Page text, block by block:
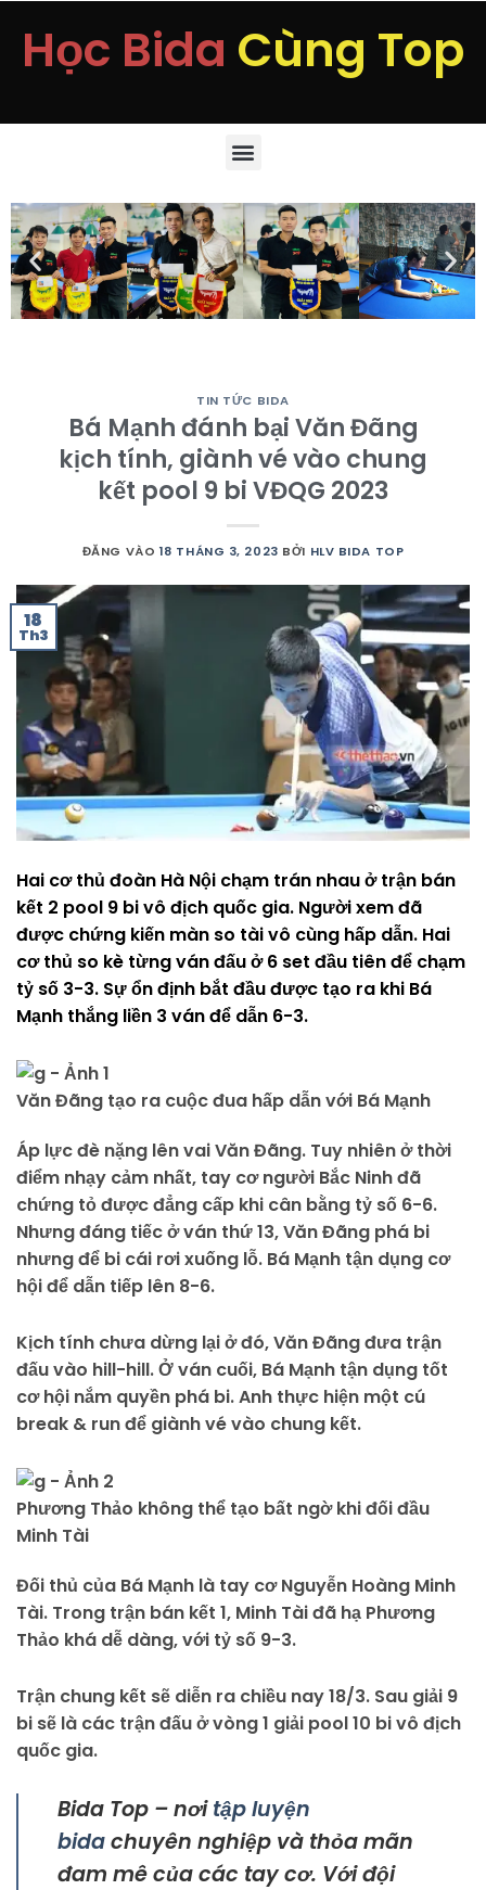
Học Bida Cùng Top
TIN TỨC BIDA
Bá Mạnh đánh bại Văn Đãng
kịch tính, giành vé vào chung
kết pool 9 bi VĐQG 2023
ĐĂNG VÀO 18 THÁNG 3, 2023 BỞI HLV BIDA TOP
18
Th3
Hai cơ thủ đoàn Hà Nội chạm trán nhau ở trận bán
kết 2 pool 9 bi vô địch quốc gia. Người xem đã
được chứng kiến màn so tài vô cùng hấp dẫn. Hai
cơ thủ so kè từng ván đấu ở 6 set đầu tiên để chạm
tỷ số 3-3. Sự ổn định bắt đầu được tạo ra khi Bá
Mạnh thắng liền 3 ván để dẫn 6-3.
Văn Đãng tạo ra cuộc đua hấp dẫn với Bá Mạnh
Áp lực đè nặng lên vai Văn Đãng. Tuy nhiên ở thời
điểm nhạy cảm nhất, tay cơ người Bắc Ninh đã
chứng tỏ được đẳng cấp khi cân bằng tỷ số 6-6.
Nhưng đáng tiếc ở ván thứ 13, Văn Đãng phá bi
nhưng để bi cái rơi xuống lỗ. Bá Mạnh tận dụng cơ
hội để dẫn tiếp lên 8-6.
Kịch tính chưa dừng lại ở đó, Văn Đãng đưa trận
đấu vào hill-hill. Ở ván cuối, Bá Mạnh tận dụng tốt
cơ hội nắm quyền phá bi. Anh thực hiện một cú
break & run để giành vé vào chung kết.
Phương Thảo không thể tạo bất ngờ khi đối đầu
Minh Tài
Đối thủ của Bá Mạnh là tay cơ Nguyễn Hoàng Minh
Tài. Trong trận bán kết 1, Minh Tài đã hạ Phương
Thảo khá dễ dàng, với tỷ số 9-3.
Trận chung kết sẽ diễn ra chiều nay 18/3. Sau giải 9
bi sẽ là các trận đấu ở vòng 1 giải pool 10 bi vô địch
quốc gia.
Bida Top – nơitập luyện
bidachuyên nghiệp và thỏa mãn
đam mê của các tay cơ. Với đội